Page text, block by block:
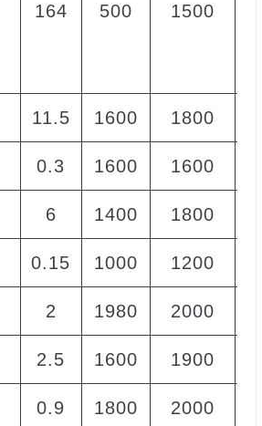
164 500 1500
11.5 1600 1800
0.3 1600 1600
6 1400 1800
0.15 1000 1200
2 1980 2000
2.5 1600 1900
0.9 1800 2000